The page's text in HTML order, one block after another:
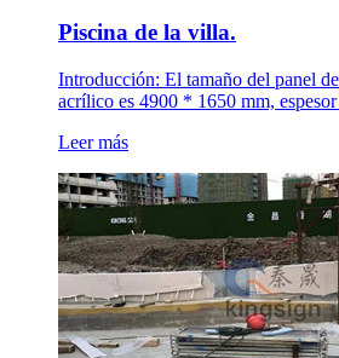
Piscina de la villa.
Introducción: El tamaño del panel
acrílico es 4900 * 1650 mm,
Leer más